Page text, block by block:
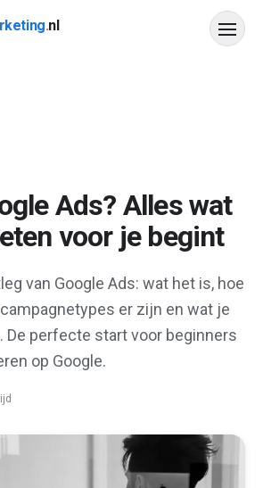
.nl
Ads? Alles wat
voor je begint
van Google Ads: wat het is, hoe
er zijn en wat je
De perfecte start voor beginners
op Google.